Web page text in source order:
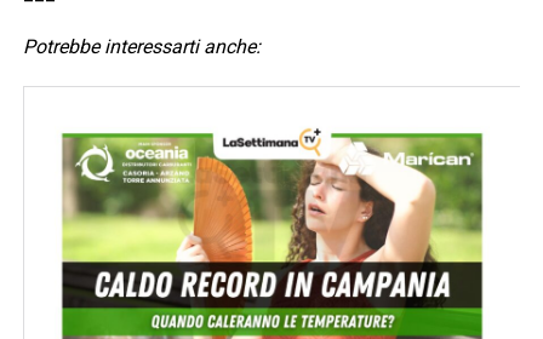
Potrebbe interessarti anche: